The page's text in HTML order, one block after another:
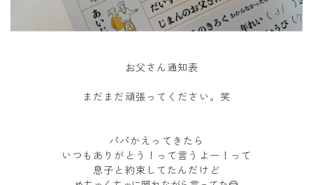
お父さん通知表
まだまだ頑張ってください。笑
パパかえってきたら
いつもありがとう！って言うよー！って
息子と約束してたんだけど